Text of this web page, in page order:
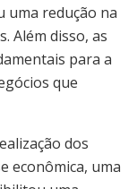
uma redução na
Além disso, as
para a
que
dos
econômica, uma